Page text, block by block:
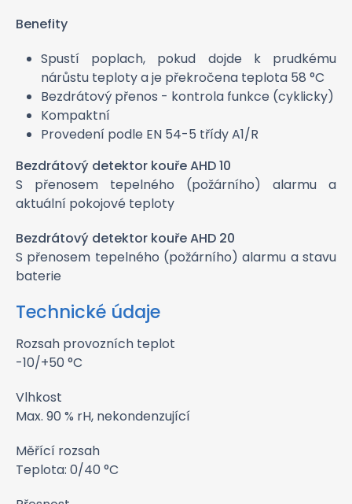
Benefity
Spustí poplach, pokud dojde k prudkému
nárůstu teploty a je překročena teplota 58 °C
Bezdrátový přenos - kontrola funkce (cyklicky)
Kompaktní
Provedení podle EN 54-5 třídy A1/R
Bezdrátový detektor kouře AHD 10
S přenosem tepelného (požárního) alarmu a
aktuální pokojové teploty
Bezdrátový detektor kouře AHD 20
S přenosem tepelného (požárního) alarmu a stavu
baterie
Technické údaje
Rozsah provozních teplot
-10/+50 °C
Vlhkost
Max. 90 % rH, nekondenzující
Měřící rozsah
Teplota: 0/40 °C